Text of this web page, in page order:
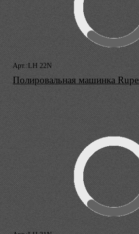
Арт.:LH 22N
Полировальная машинка